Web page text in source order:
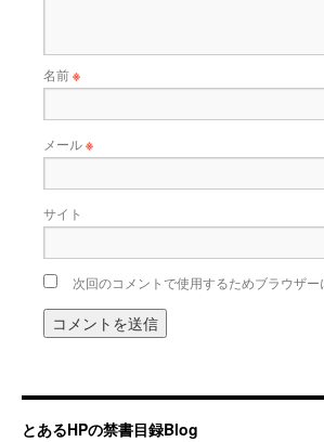
名前※
メール※
サイト
次回のコメントで使用するためブラウザ
とあるHPの禁書目録Blog